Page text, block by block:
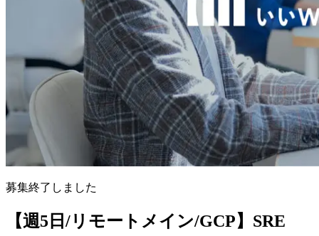
募集終了しました
【週5日/リモートメイン/GCP】SRE